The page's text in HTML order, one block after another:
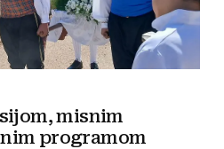
misnim
programom